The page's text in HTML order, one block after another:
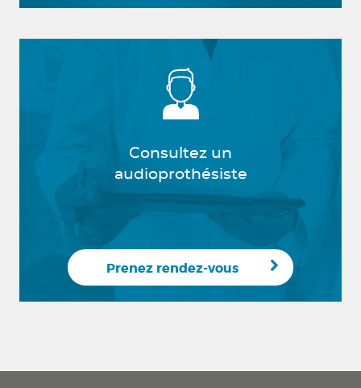
Consultez un
audioprothésiste
Prenez rendez-vous